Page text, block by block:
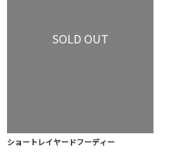
SOLD OUT
ショートレイヤードフーディー